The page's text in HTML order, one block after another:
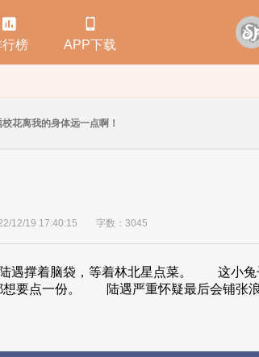

行榜

APP下载
校花离我的身体远一点啊！
12/19 17:40:15 字数：3045
着脑袋，等着林北星点菜。 这小兔子
想要点一份。 陆遇严重怀疑最后会铺